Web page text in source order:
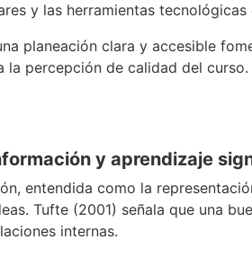
y las herramientas tecnológicas
planeación clara y accesible
la percepción de calidad del curso.
y aprendizaje
entendida como la
Tufte (2001) señala que una
internas.